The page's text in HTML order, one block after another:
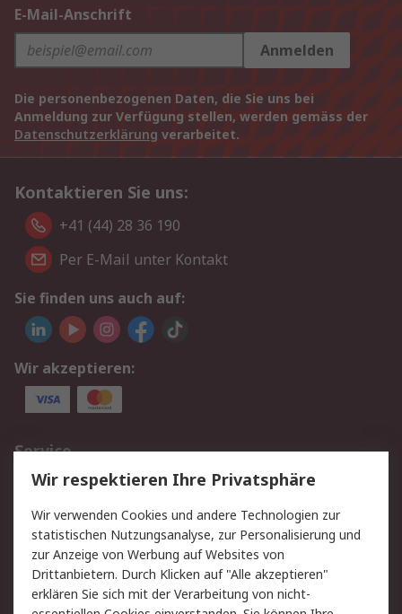
E-Mail-Anschrift
Anmelden
Die personenbezogenen Daten, die Sie uns bei
Anmeldung zur Verfügung stellen, werden gemäss der
Datenschutzerklärung verarbeitet.
Kontaktieren Sie uns:
+41 (44) 28 36 190
Per E-Mail unter Kontakt
Sie finden uns auch auf:
Wir akzeptieren:
Service
Value Added Services
Lieferlösungen
Rücksendungen
Kontakt
Hilfe
Rechtliches
Wir respektieren Ihre Privatsphäre
Wir verwenden Cookies und andere Technologien zur
statistischen Nutzungsanalyse, zur Personalisierung und
zur Anzeige von Werbung auf Websites von
Drittanbietern. Durch Klicken auf "Alle akzeptieren"
erklären Sie sich mit der Verarbeitung von nicht-